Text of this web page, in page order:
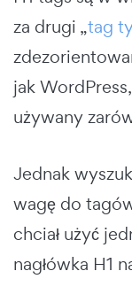
za drugi „tag
jak
używany
Jednak
wagę do
chciał użyć
nagłówka H1